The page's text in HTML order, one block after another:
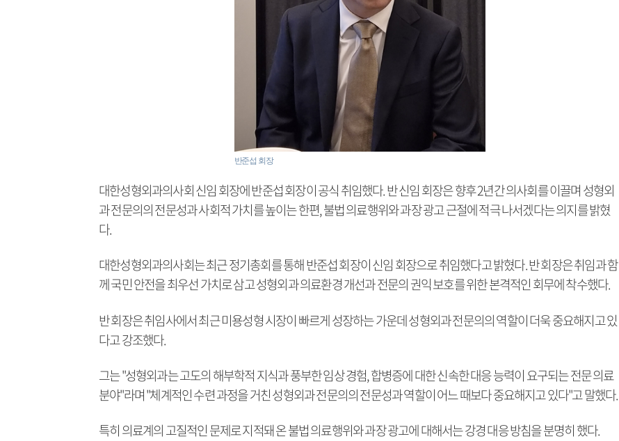
반준섭 회장
대한성형외과의사회 신임 회장에 반준섭 회장이 공식 취임했다. 반 신임 회장은 향후 2년간 의사회를 이끌며 성형외
과 전문의의 전문성과 사회적 가치를 높이는 한편, 불법 의료행위와 과장 광고 근절에 적극 나서겠다는 의지를 밝혔
다.
대한성형외과의사회는 최근 정기총회를 통해 반준섭 회장이 신임 회장으로 취임했다고 밝혔다. 반 회장은 취임과 함
께 국민 안전을 최우선 가치로 삼고 성형외과 의료환경 개선과 전문의 권익 보호를 위한 본격적인 회무에 착수했다.
반 회장은 취임사에서 최근 미용성형 시장이 빠르게 성장하는 가운데 성형외과 전문의의 역할이 더욱 중요해지고 있
다고 강조했다.
그는 "성형외과는 고도의 해부학적 지식과 풍부한 임상 경험, 합병증에 대한 신속한 대응 능력이 요구되는 전문 의료
분야"라며 "체계적인 수련 과정을 거친 성형외과 전문의의 전문성과 역할이 어느 때보다 중요해지고 있다"고 말했다.
특히 의료계의 고질적인 문제로 지적돼 온 불법 의료행위와 과장 광고에 대해서는 강경 대응 방침을 분명히 했다.